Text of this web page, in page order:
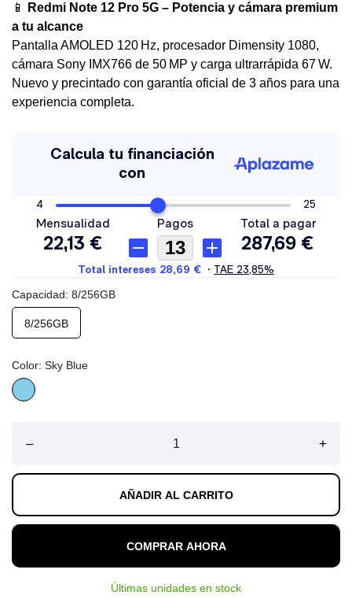
📱
Redmi Note 12 Pro 5G – Potencia y cámara premium
a tu alcance
Pantalla AMOLED 120 Hz, procesador Dimensity 1080,
cámara Sony IMX766 de 50 MP y carga ultrarrápida 67 W.
Nuevo y precintado con garantía oficial de 3 años para una
experiencia completa.
Capacidad: 8/256GB
8/256GB
Color: Sky Blue
Sky
– +
AÑADIR AL CARRITO
COMPRAR AHORA
Últimas unidades en stock